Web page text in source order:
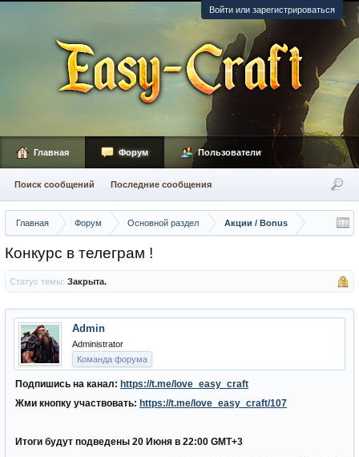
Войти или зарегистрироваться
Главная Форум Основной раздел Акции / Bonus
Конкурс в телеграм !
Статус темы: Закрыта.
Admin
Administrator
Команда форума
Подпишись на канал: https://t.me/love_easy_craft
Жми кнопку участвовать: https://t.me/love_easy_craft/107
Итоги будут подведены 20 Июня в 22:00 GMT+3
Главная Форум
Поиск сообщений Последние сообщения
Пользователи